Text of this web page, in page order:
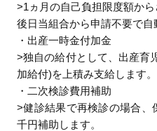
>1ヵ月の自己負担限度額か
後日当組合から申請不要で自
・出産一時金付加金
>独自の給付として、出産育
加給付)を上積み支給します。
・二次検診費用補助
>健診結果で再検診の場合、
千円補助します。